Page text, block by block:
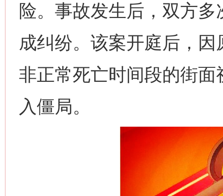
险。事故发生后，双方
成纠纷。该案开庭后，
非正常死亡时间段的街
入僵局。